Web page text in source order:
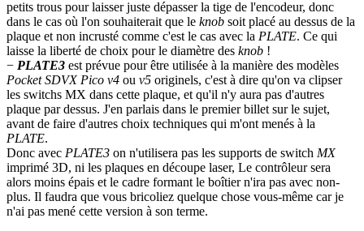
petits trous pour laisser juste dépasser la tige de l'encodeur, donc
dans le cas où l'on souhaiterait que le knob soit placé au dessus de la
plaque et non incrusté comme c'est le cas avec la PLATE. Ce qui
laisse la liberté de choix pour le diamètre des knob !
− PLATE3 est prévue pour être utilisée à la manière des modèles
Pocket SDVX Pico v4 ou v5 originels, c'est à dire qu'on va clipser
les switchs MX dans cette plaque, et qu'il n'y aura pas d'autres
plaque par dessus. J'en parlais dans le premier billet sur le sujet,
avant de faire d'autres choix techniques qui m'ont menés à la
PLATE.
Donc avec PLATE3 on n'utilisera pas les supports de switch MX
imprimé 3D, ni les plaques en découpe laser, Le contrôleur sera
alors moins épais et le cadre formant le boîtier n'ira pas avec non-
plus. Il faudra que vous bricoliez quelque chose vous-même car je
n'ai pas mené cette version à son terme.